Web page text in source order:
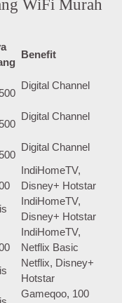
WiFi Murah
Benefit
Digital Channel
Digital Channel
Digital Channel
IndiHomeTV,
Disney+ Hotstar
IndiHomeTV,
Disney+ Hotstar
IndiHomeTV,
Netflix Basic
Netflix, Disney+
Hotstar
Gameqoo, 100